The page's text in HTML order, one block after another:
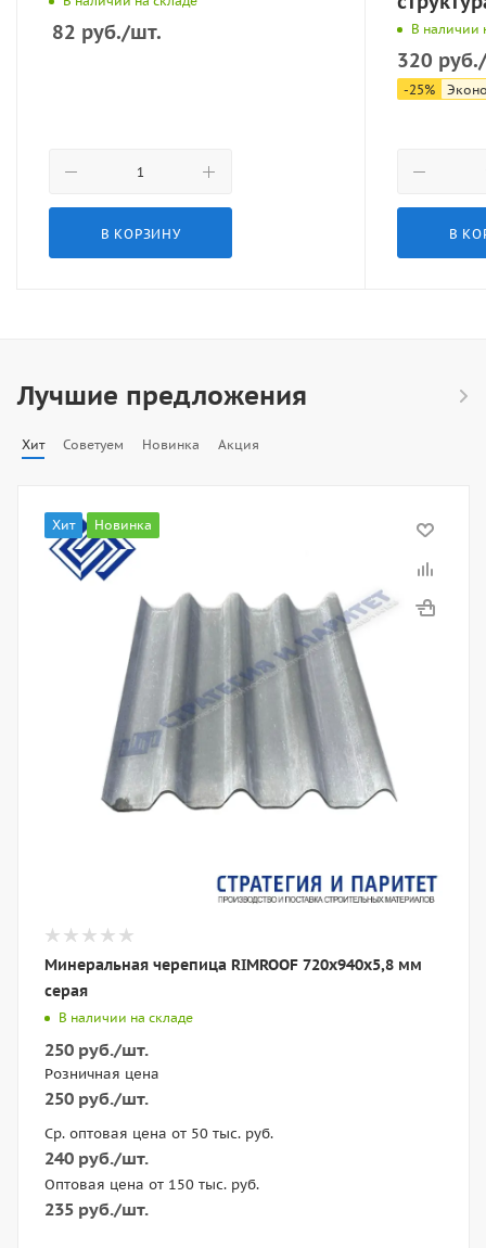
82 руб./шт.
В КОРЗИНУ
В наличии
320 руб.
-25%
В
Лучшие предложения
Хит Советуем Новинка Акция
Хит Новинка
Минеральная черепица RIMROOF 720х940х5,8 мм
серая
В наличии на складе
250 руб./шт.
Розничная цена
250 руб./шт.
Ср. оптовая цена от 50 тыс. руб.
240 руб./шт.
Оптовая цена от 150 тыс. руб.
235 руб./шт.